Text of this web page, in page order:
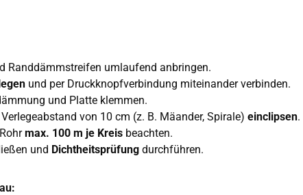
Randdämmstreifen umlaufend anbringen.
und per Druckknopfverbindung miteinander verbinden.
und Platte klemmen.
von 10 cm (z. B. Mäander, Spirale) einclipsen.
max. 100 m je Kreis beachten.
und Dichtheitsprüfung durchführen.